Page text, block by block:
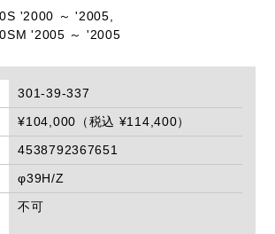
'2000 ～ '2005,
'2005 ～ '2005
301-39-337
¥104,000（税込 ¥114,400）
4538792367651
φ39H/Z
不可